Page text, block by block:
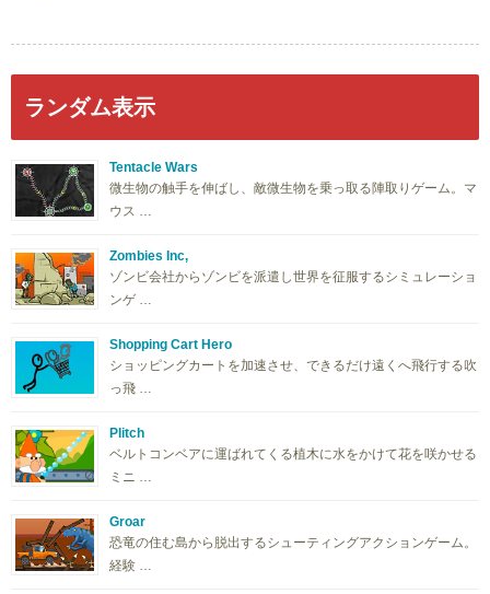
ランダム表示
Tentacle Wars
微生物の触手を伸ばし、敵微生物を乗っ取る陣取りゲーム。マ
ウス …
Zombies Inc,
ゾンビ会社からゾンビを派遣し世界を征服するシミュレーショ
ンゲ …
Shopping Cart Hero
ショッピングカートを加速させ、できるだけ遠くへ飛行する吹
っ飛 …
Plitch
ベルトコンベアに運ばれてくる植木に水をかけて花を咲かせる
ミニ …
Groar
恐竜の住む島から脱出するシューティングアクションゲーム。
経験 …